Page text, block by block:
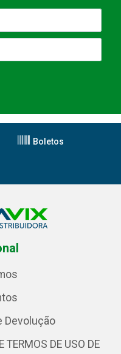
Boletos
Devolução
TERMOS DE USO DE